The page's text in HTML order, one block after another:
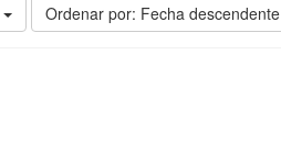
Ordenar por: Fecha descendente